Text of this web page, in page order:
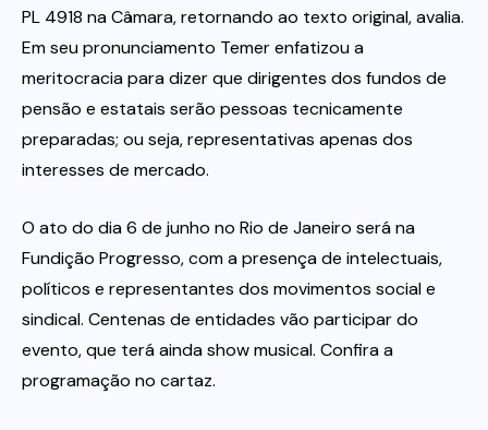
PL 4918 na Câmara, retornando ao texto original, avalia.
Em seu pronunciamento Temer enfatizou a
meritocracia para dizer que dirigentes dos fundos de
pensão e estatais serão pessoas tecnicamente
preparadas; ou seja, representativas apenas dos
interesses de mercado.
O ato do dia 6 de junho no Rio de Janeiro será na
Fundição Progresso, com a presença de intelectuais,
políticos e representantes dos movimentos social e
sindical. Centenas de entidades vão participar do
evento, que terá ainda show musical. Confira a
programação no cartaz.